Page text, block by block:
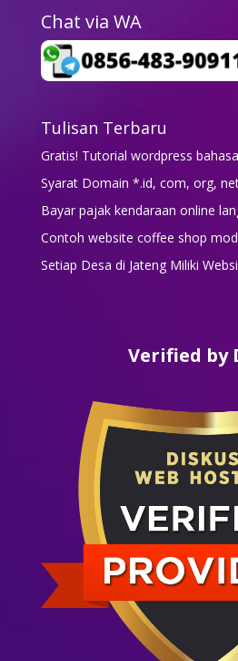
Chat via WA
Tulisan Terbaru
Gratis! Tutorial wordpress
Syarat Domain *.id, com, org,
Bayar pajak kendaraan online
Contoh website coffee shop
Setiap Desa di Jateng Miliki
Verified by